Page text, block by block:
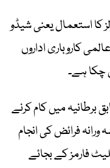
کا استعمال یعنی شیڈو
کاروباری اداروں
چکا ہے۔
برطانیہ میں کام کرنے
پیشہ ورانہ فرائض کی انجام
فارمز کے بجائے